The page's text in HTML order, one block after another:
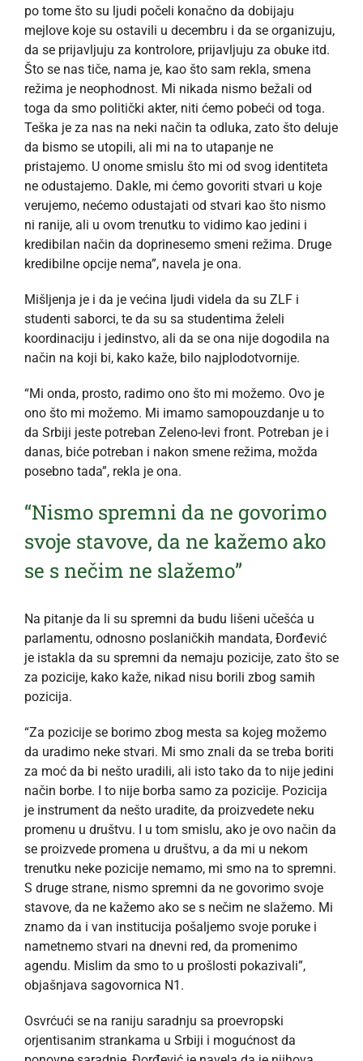
po tome što su ljudi počeli konačno da dobijaju
mejlove koje su ostavili u decembru i da se organizuju,
da se prijavljuju za kontrolore, prijavljuju za obuke itd.
Što se nas tiče, nama je, kao što sam rekla, smena
režima je neophodnost. Mi nikada nismo bežali od
toga da smo politički akter, niti ćemo pobeći od toga.
Teška je za nas na neki način ta odluka, zato što deluje
da bismo se utopili, ali mi na to utapanje ne
pristajemo. U onome smislu što mi od svog identiteta
ne odustajemo. Dakle, mi ćemo govoriti stvari u koje
verujemo, nećemo odustajati od stvari kao što nismo
ni ranije, ali u ovom trenutku to vidimo kao jedini i
kredibilan način da doprinesemo smeni režima. Druge
kredibilne opcije nema”, navela je ona.
Mišljenja je i da je većina ljudi videla da su ZLF i
studenti saborci, te da su sa studentima želeli
koordinaciju i jedinstvo, ali da se ona nije dogodila na
način na koji bi, kako kaže, bilo najplodotvornije.
“Mi onda, prosto, radimo ono što mi možemo. Ovo je
ono što mi možemo. Mi imamo samopouzdanje u to
da Srbiji jeste potreban Zeleno-levi front. Potreban je i
danas, biće potreban i nakon smene režima, možda
posebno tada”, rekla je ona.
“Nismo spremni da ne govorimo
svoje stavove, da ne kažemo ako
se s nečim ne slažemo”
Na pitanje da li su spremni da budu lišeni učešća u
parlamentu, odnosno poslaničkih mandata, Đorđević
je istakla da su spremni da nemaju pozicije, zato što se
za pozicije, kako kaže, nikad nisu borili zbog samih
pozicija.
“Za pozicije se borimo zbog mesta sa kojeg možemo
da uradimo neke stvari. Mi smo znali da se treba boriti
za moć da bi nešto uradili, ali isto tako da to nije jedini
način borbe. I to nije borba samo za pozicije. Pozicija
je instrument da nešto uradite, da proizvedete neku
promenu u društvu. I u tom smislu, ako je ovo način da
se proizvede promena u društvu, a da mi u nekom
trenutku neke pozicije nemamo, mi smo na to spremni.
S druge strane, nismo spremni da ne govorimo svoje
stavove, da ne kažemo ako se s nečim ne slažemo. Mi
znamo da i van institucija pošaljemo svoje poruke i
nametnemo stvari na dnevni red, da promenimo
agendu. Mislim da smo to u prošlosti pokazivali”,
objašnjava sagovornica N1.
Osvrćući se na raniju saradnju sa proevropski
orjentisanim strankama u Srbiji i mogućnost da